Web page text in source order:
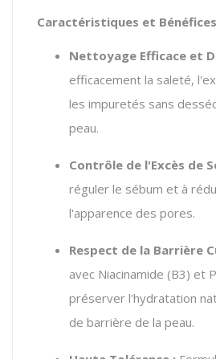
Caractéristiques et
Nettoyage Efficace et
efficacement la saleté,
les impuretés sans
peau.
Contrôle de l'Excès de
réguler le sébum et à
l'apparence des pores.
Respect de la Barrière
avec Niacinamide (B3) et
préserver l'hydratation
de barrière de la peau.